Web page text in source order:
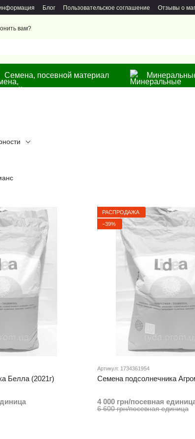
Блог Пользовательское соглашение Отзывы о
вам?
Семена, посевной материал
Белла (2021г)
РАСПРОДАЖА
−39%
Артикул: 1734361954
Семена подсолнечника
6 600 грн/посевная единица
4 000 грн/посевная